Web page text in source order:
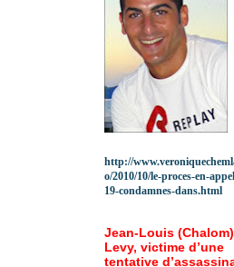
http://
o/2010/10/le-proces-en-
19-condamnes-dans.html
Jean-Louis (Chalom)
Levy, victime d’une
tentative